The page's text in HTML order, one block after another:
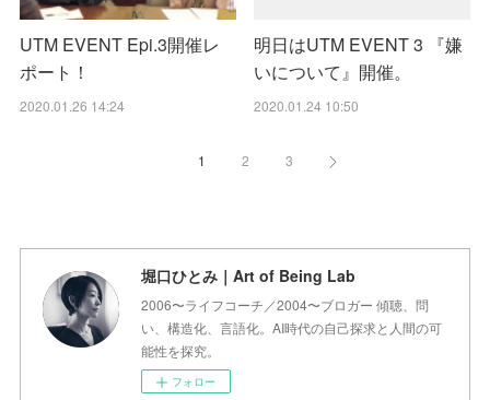
UTM EVENT Epi.3開催レ
ポート！
2020.01.26 14:24
明日はUTM EVENT 3 『嫌
いについて』開催。
2020.01.24 10:50
1 2 3
堀口ひとみ｜Art of Being Lab
2006〜ライフコーチ／2004〜ブロガー 傾聴、問
い、構造化、言語化。AI時代の自己探求と人間の可
能性を探究。
フォロー